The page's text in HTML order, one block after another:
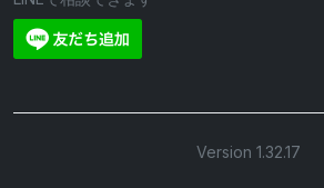
Version 1.32.17